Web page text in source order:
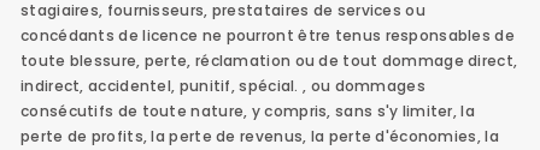
stagiaires, fournisseurs, prestataires de services ou
concédants de licence ne pourront être tenus responsables de
toute blessure, perte, réclamation ou de tout dommage direct,
indirect, accidentel, punitif, spécial. , ou dommages
consécutifs de toute nature, y compris, sans s'y limiter, la
perte de profits, la perte de revenus, la perte d'économies, la